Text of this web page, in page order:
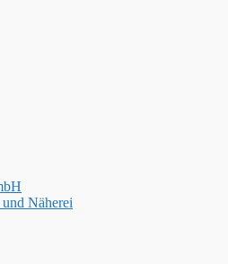
Näherei